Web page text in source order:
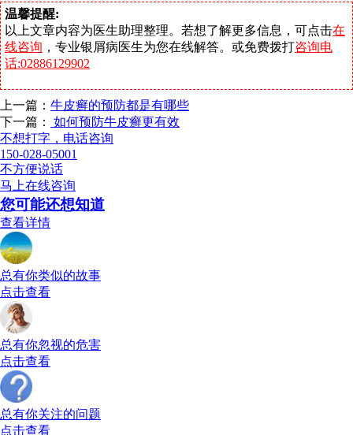
温馨提醒:
以上文章内容为医生助理整理。若想了解更多信息，可点击在
线咨询 ，专业银屑病医生为您在线解答。或免费拨打咨询电
话:02886129902
上一篇： 牛皮癣的预防都是有哪些
下一篇：
如何预防牛皮癣更有效
不想打字，电话咨询
150-028-05001
不方便说话
马上在线咨询
您可能还想知道
查看详情
总有你类似的故事
点击查看
总有你忽视的危害
点击查看
总有你关注的问题
点击查看